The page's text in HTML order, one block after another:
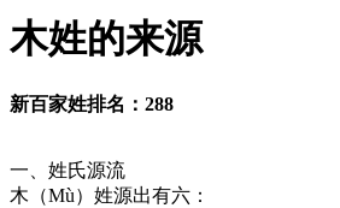
木姓的来源
新百家姓排名：288
一、姓氏源流
木（Mù）姓源出有六：